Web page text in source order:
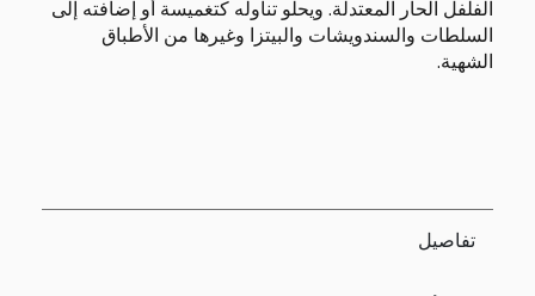
الفلفل الحار المعتدلة. ويحلو تناوله كتغميسة أو إضافته إلى
السلطات والسندويشات والبيتزا وغيرها من الأطباق
الشهية.
تفاصيل